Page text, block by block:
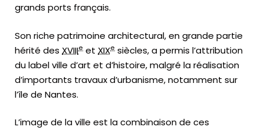
grands ports français.
Son riche patrimoine architectural, en grande partie
hérité des XVIIIe et XIXe siècles, a permis l’attribution
du label ville d’art et d’histoire, malgré la réalisation
d’importants travaux d’urbanisme, notamment sur
l’île de Nantes.
L’image de la ville est la combinaison de ces